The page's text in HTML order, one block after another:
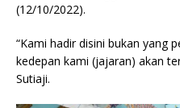
(12/10/2022).
“Kami hadir disini bukan yang
kedepan kami (jajaran) akan
Sutiaji.